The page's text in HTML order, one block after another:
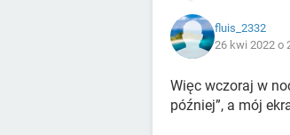
fluis_2332
26 kwi 2022 o
Więc wczoraj w
później”, a mój